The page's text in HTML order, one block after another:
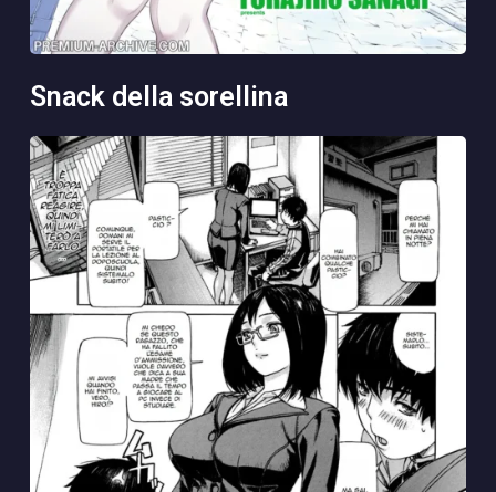
snack della sorellina